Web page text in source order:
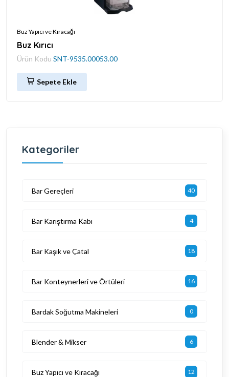
Buz Yapıcı ve Kıracağı
Buz Kırıcı
Ürün Kodu SNT-9535.00053.00
Sepete Ekle
Kategoriler
Bar Gereçleri 40
Bar Karıştırma Kabı 4
Bar Kaşık ve Çatal 18
Bar Konteynerleri ve Örtüleri 16
Bardak Soğutma Makineleri 0
Blender & Mikser 6
Buz Yapıcı ve Kıracağı 12